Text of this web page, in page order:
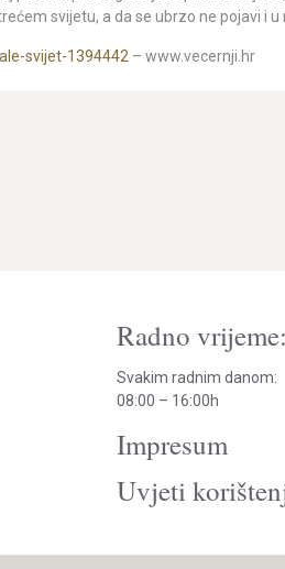
svijetu, a da se ubrzo ne pojavi i u
svijet-1394442 – www.vecernji.hr
Radno vrijeme:
Svakim radnim danom:
08:00 – 16:00h
Impresum
Uvjeti